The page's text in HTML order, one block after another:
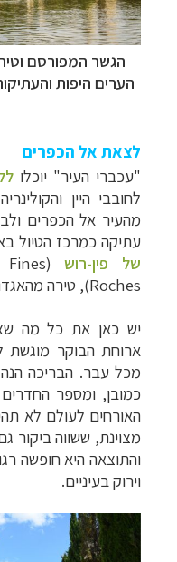
הגשר המפורסם
הערים היפות
לצאת אל הכפרים
"עכברי העיר" יוכלו
לחובבי היין
מהעיר אל הכפרים
עתיקה כמרכז הטיול
של פין-רוש(
Roches), טירה
יש כאן את כל מה
ארוחת הבוקר מוגשת
מכל עבר. הבריכה
האורחים לעולם לא
מצוינת, ששווה ביקור
והתוצאה היא חופשה
וירוק בעיניים.